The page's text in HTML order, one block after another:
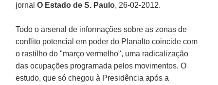
jornalO Estado de S. Paulo, 26-02-2012.
Todo o arsenal de informações sobre as zonas de
conflito potencial em poder do Planalto coincide com
o rastilho do "março vermelho", uma radicalização
das ocupações programada pelos movimentos. O
estudo, que só chegou à Presidência após a